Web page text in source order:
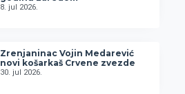
8. jul 2026.
Zrenjaninac Vojin Medarević
novi košarkaš Crvene zvezde
30. jul 2026.